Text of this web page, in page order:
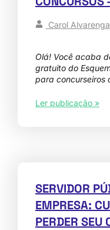
Carol Alvarenga
Olá! Você acaba
gratuito do
para concurseiros
Ler publicação »
SERVIDOR
EMPRESA:
PERDER SEU